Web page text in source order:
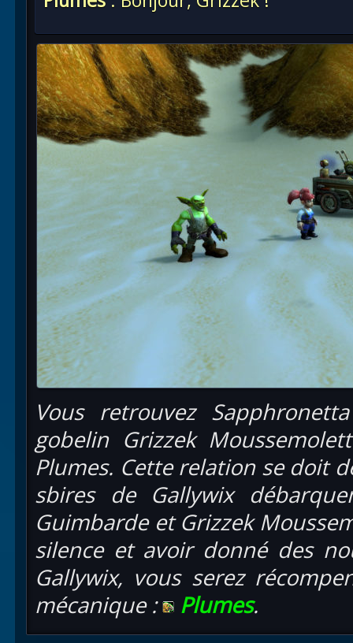
Vous retrouvez
gobelin Grizzek
Plumes. Cette relation se doit
sbires de Gallywix
Guimbarde et Grizzek
silence et avoir donné des
Gallywix, vous serez
mécanique :
Plumes.